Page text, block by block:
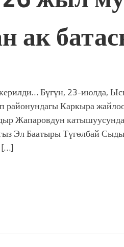
ак
Бүгүн, 23-июлда,
районундагы Каркыра
Жапаровдун
Эл Баатыры Түгөлбай